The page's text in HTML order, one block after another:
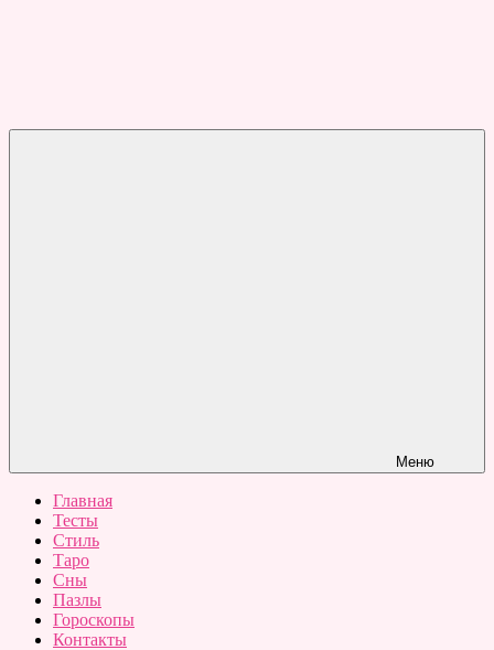
Меню
Главная
Тесты
Стиль
Таро
Сны
Пазлы
Гороскопы
Контакты